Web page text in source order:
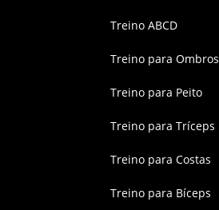
Treino ABCD
Treino para Ombros
Treino para Peito
Treino para Tríceps
Treino para Costas
Treino para Bíceps